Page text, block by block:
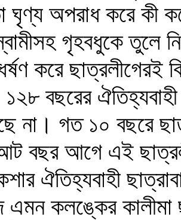
ঘৃণ্য অপরাধ করে কী
গৃহবধুকে তুলে
করে ছাত্রলীগেরই
বছরের
না। গত ১০ বছরে
বছর আগে এই
ঐতিহ্যবাহী
কলঙ্কের কালীমা